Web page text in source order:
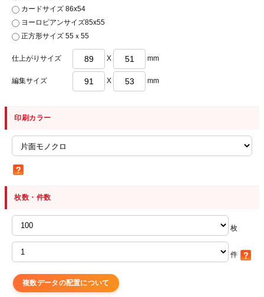
カードサイズ 86x54
ヨーロピアンサイズ85x55
正方形サイズ 55ｘ55
仕上がりサイズ X mm
編集サイズ X mm
印刷カラー
枚数・件数
枚
件
複数データの配置について